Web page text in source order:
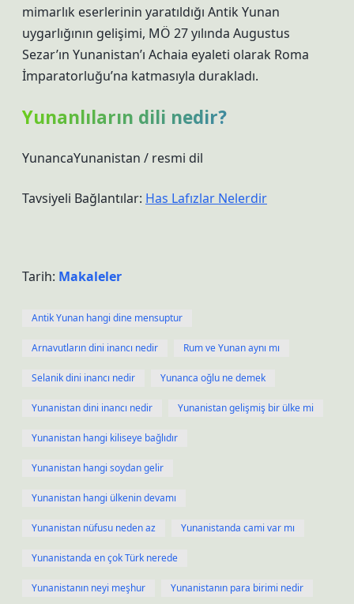
mimarlık eserlerinin yaratıldığı Antik Yunan
uygarlığının gelişimi, MÖ 27 yılında Augustus
Sezar’ın Yunanistan’ı Achaia eyaleti olarak Roma
İmparatorluğu’na katmasıyla durakladı.
Yunanlıların dili nedir?
YunancaYunanistan / resmi dil
Tavsiyeli Bağlantılar: Has Lafızlar Nelerdir
Tarih: Makaleler
Antik Yunan hangi dine mensuptur
Arnavutların dini inancı nedir Rum ve Yunan aynı mı
Selanik dini inancı nedir Yunanca oğlu ne demek
Yunanistan dini inancı nedir Yunanistan gelişmiş bir ülke mi
Yunanistan hangi kiliseye bağlıdır
Yunanistan hangi soydan gelir
Yunanistan hangi ülkenin devamı
Yunanistan nüfusu neden az Yunanistanda cami var mı
Yunanistanda en çok Türk nerede
Yunanistanın neyi meşhur Yunanistanın para birimi nedir